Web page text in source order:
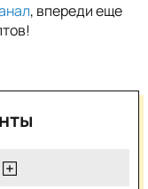
, впереди еще